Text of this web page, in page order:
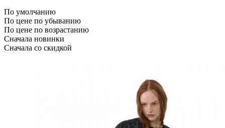
По умолчанию
По цене по убыванию
По цене по возрастанию
Сначала новинки
Сначала со скидкой